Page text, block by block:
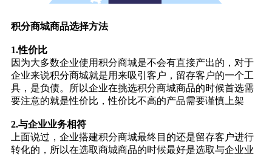
积分商城商品选择方法
1.性价比
因为大多数企业使用积分商城是不会有直接产出的，对于
企业来说积分商城就是用来吸引客户，留存客户的一个工
具，是负债。所以企业在挑选积分商城商品的时候首选需
要注意的就是性价比，性价比不高的产品需要谨慎上架
2.与企业业务相符
上面说过，企业搭建积分商城最终目的还是留存客户进行
转化的，所以在选取商城商品的时候最好是选取与企业业